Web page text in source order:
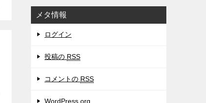
メタ情報
ログイン
投稿の RSS
コメントの RSS
WordPress.org